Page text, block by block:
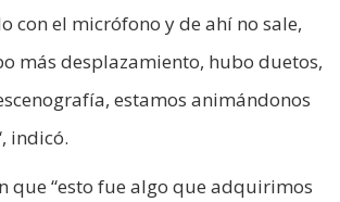
con el micrófono y de ahí no sale,
más desplazamiento, hubo duetos,
estamos animándonos
indicó.
que “esto fue algo que adquirimos